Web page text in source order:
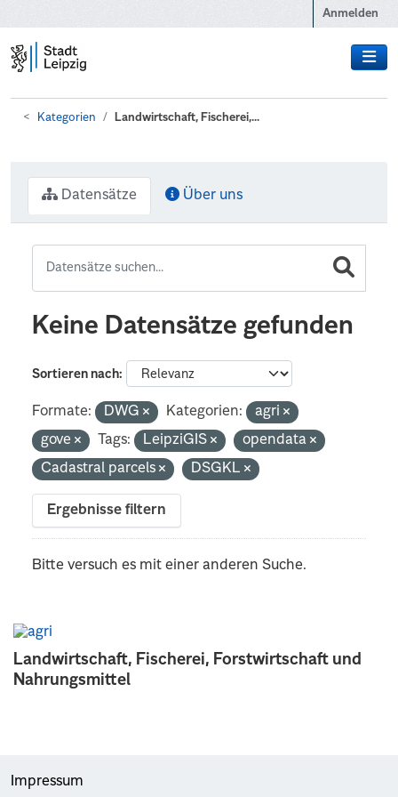
Anmelden
Kategorien Landwirtschaft, Fischerei,...
Landwirtschaft, Fischerei, Forstwirtschaft und
Nahrungsmittel
Datensätze Über uns
Keine Datensätze gefunden
Sortieren nach
Formate: DWG Kategorien:
agri
gove
Tags: LeipziGIS
opendata
Cadastral parcels
DSGKL
Ergebnisse filtern
Bitte versuch es mit einer anderen Suche.
Impressum